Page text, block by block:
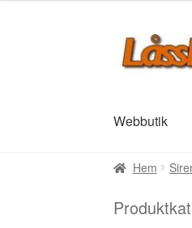
Hoppa
till
Hoppa
till
Webbutik
Hem